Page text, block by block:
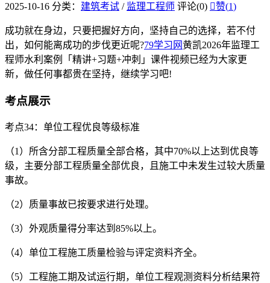
2025-10-16 分类： 建筑考试 / 监理工程师 评论(0) 赞(1)
成功就在身边，只要把握好方向，坚持自己的选择，若不付
出，如何能离成功的步伐更近呢?79学习网黄凯2026年监理工
程师水利案例「精讲+习题+冲刺」课件视频已经为大家更
新，做任何事都贵在坚持，继续学习吧!
考点展示
考点34：单位工程优良等级标准
（1）所含分部工程质量全部合格，其中70%以上达到优良等
级，主要分部工程质量全部优良，且施工中未发生过较大质量
事故。
（2）质量事故已按要求进行处理。
（3）外观质量得分率达到85%以上。
（4）单位工程施工质量检验与评定资料齐全。
（5）工程施工期及试运行期，单位工程观测资料分析结果符